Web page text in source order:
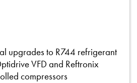
upgrades to R744 refrigerant
VFD and Reftronix
compressors